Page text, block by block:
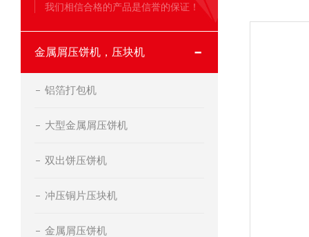
我们相信合格的产品是信誉的保证！
金属屑压饼机，压块机
铝箔打包机
大型金属屑压饼机
双出饼压饼机
冲压铜片压块机
金属屑压饼机